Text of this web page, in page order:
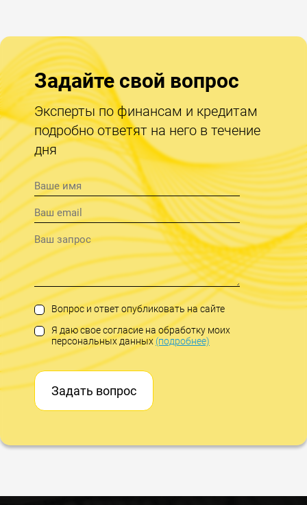
Задайте свой вопрос
Эксперты по финансам и кредитам
подробно ответят на него в течение
дня
Вопрос и ответ опубликовать на сайте
Я даю свое согласие на обработку моих
персональных данных(подробнее)
Задать вопрос